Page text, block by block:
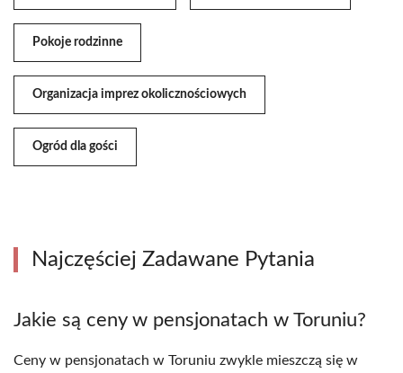
Pokoje rodzinne
Organizacja imprez okolicznościowych
Ogród dla gości
Najczęściej Zadawane Pytania
Jakie są ceny w pensjonatach w Toruniu?
Ceny w pensjonatach w Toruniu zwykle mieszczą się w